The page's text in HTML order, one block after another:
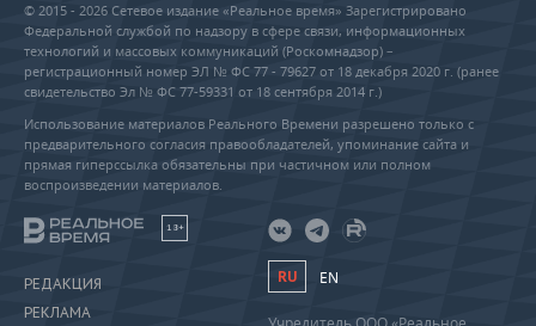
© 2015 - 2026 Сетевое издание «Реальное время» Зарегистрировано
Федеральной службой по надзору в сфере связи, информационных
технологий и массовых коммуникаций (Роскомнадзор) –
регистрационный номер ЭЛ № ФС 77 - 79627 от 18 декабря 2020 г. (ранее
свидетельство Эл № ФС 77-59331 от 18 сентября 2014 г.)
Использование материалов Реального Времени разрешено только с
предварительного согласия правообладателей, упоминание сайта и
прямая гиперссылка обязательны при частичном или полном
воспроизведении материалов.
18+
РЕДАКЦИЯ
РЕКЛАМА
RU EN